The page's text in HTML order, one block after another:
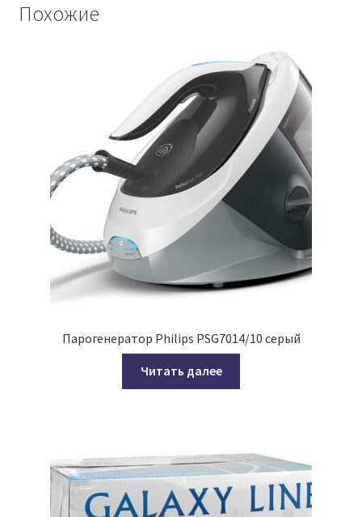
Похожие
Парогенератор Philips PSG7014/10 серый
Читать далее